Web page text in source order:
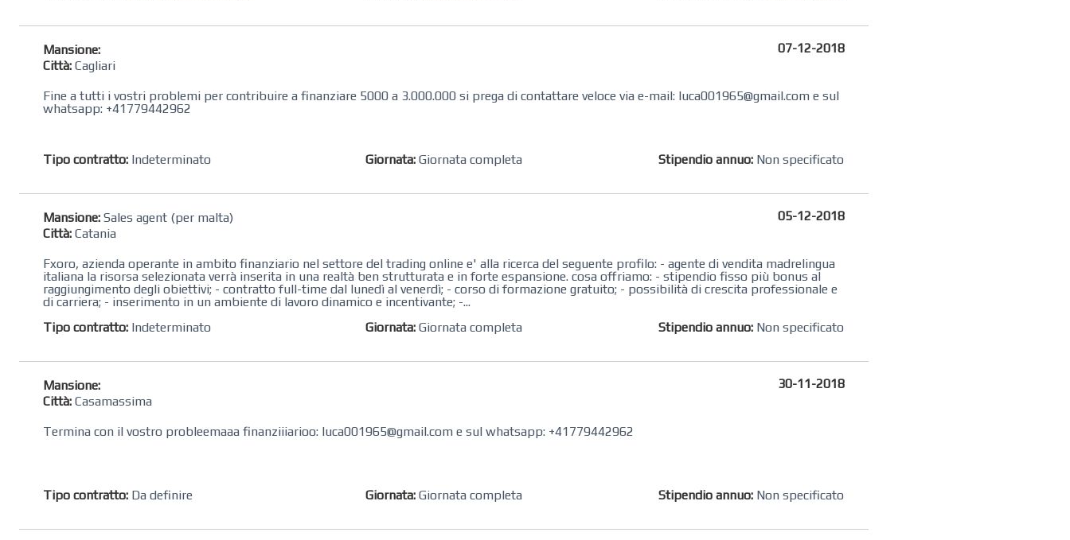
Mansione:
Città: Cagliari
07-12-2018
Fine a tutti i vostri problemi per contribuire a finanziare 5000 a 3.000.000 si prega di contattare veloce via e-mail: luca001965@gmail.com e sul
whatsapp: +41779442962
Tipo contratto: Indeterminato Giornata: Giornata completa Stipendio annuo: Non specificato
Mansione: Sales agent (per malta)
Città: Catania
05-12-2018
Fxoro, azienda operante in ambito finanziario nel settore del trading online e' alla ricerca del seguente profilo: - agente di vendita madrelingua
italiana la risorsa selezionata verrà inserita in una realtà ben strutturata e in forte espansione. cosa offriamo: - stipendio fisso più bonus al
raggiungimento degli obiettivi; - contratto full-time dal lunedì al venerdì; - corso di formazione gratuito; - possibilità di crescita professionale e
di carriera; - inserimento in un ambiente di lavoro dinamico e incentivante; -...
Tipo contratto: Indeterminato Giornata: Giornata completa Stipendio annuo: Non specificato
Mansione:
Città: Casamassima
30-11-2018
Termina con il vostro probleemaaa finanziiiarioo: luca001965@gmail.com e sul whatsapp: +41779442962
Tipo contratto: Da definire Giornata: Giornata completa Stipendio annuo: Non specificato